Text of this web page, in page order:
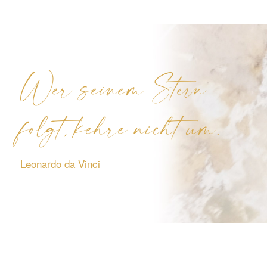
Wer seinem Stern
folgt, kehre nicht um.
Leonardo da Vinci